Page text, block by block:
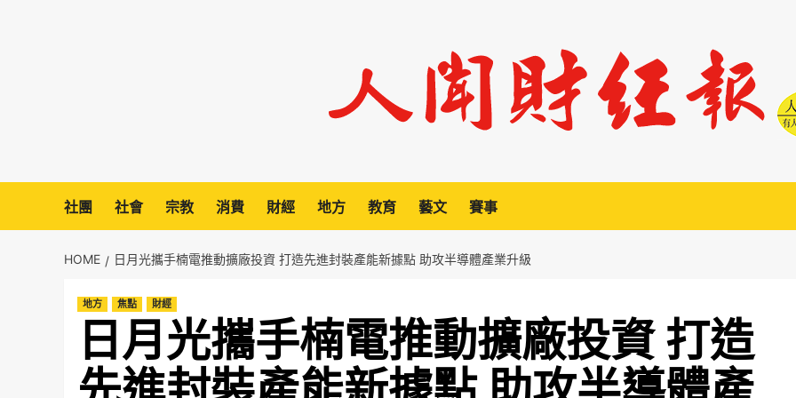
社團 社會 宗教 消費 財經 地方 教育 藝文 賽事
HOME 日月光攜手楠電推動擴廠投資 打造先進封裝產能新據點 助攻半導體產業升級
地方 焦點 財經
日月光攜手楠電推動擴廠投資 打造